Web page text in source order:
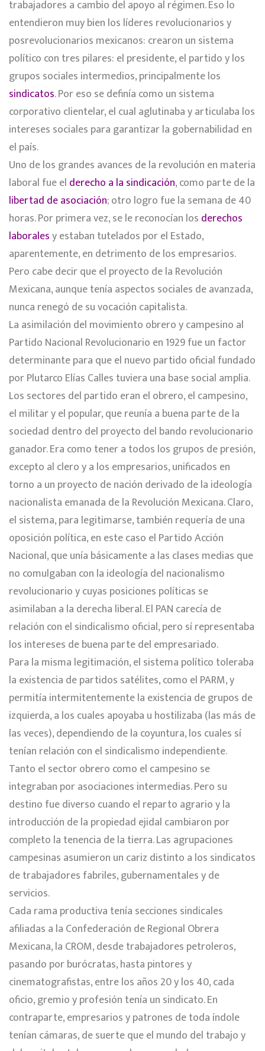
trabajadores a cambio del apoyo al régimen. Eso lo
entendieron muy bien los líderes revolucionarios y
posrevolucionarios mexicanos: crearon un sistema
político con tres pilares: el presidente, el partido y los
grupos sociales intermedios, principalmente los
sindicatos. Por eso se definía como un sistema
corporativo clientelar, el cual aglutinaba y articulaba los
intereses sociales para garantizar la gobernabilidad en
el país.
Uno de los grandes avances de la revolución en materia
laboral fue el derecho a la sindicación, como parte de la
libertad de asociación; otro logro fue la semana de 40
horas. Por primera vez, se le reconocían los derechos
laboralesy estaban tutelados por el Estado,
aparentemente, en detrimento de los empresarios.
Pero cabe decir que el proyecto de la Revolución
Mexicana, aunque tenía aspectos sociales de avanzada,
nunca renegó de su vocación capitalista.
La asimilación del movimiento obrero y campesino al
Partido Nacional Revolucionario en 1929 fue un factor
determinante para que el nuevo partido oficial fundado
por Plutarco Elías Calles tuviera una base social amplia.
Los sectores del partido eran el obrero, el campesino,
el militar y el popular, que reunía a buena parte de la
sociedad dentro del proyecto del bando revolucionario
ganador. Era como tener a todos los grupos de presión,
excepto al clero y a los empresarios, unificados en
torno a un proyecto de nación derivado de la ideología
nacionalista emanada de la Revolución Mexicana. Claro,
el sistema, para legitimarse, también requería de una
oposición política, en este caso el Partido Acción
Nacional, que unía básicamente a las clases medias que
no comulgaban con la ideología del nacionalismo
revolucionario y cuyas posiciones políticas se
asimilaban a la derecha liberal. El PAN carecía de
relación con el sindicalismo oficial, pero sí representaba
los intereses de buena parte del empresariado.
Para la misma legitimación, el sistema político toleraba
la existencia de partidos satélites, como el PARM, y
permitía intermitentemente la existencia de grupos de
izquierda, a los cuales apoyaba u hostilizaba (las más de
las veces), dependiendo de la coyuntura, los cuales sí
tenían relación con el sindicalismo independiente.
Tanto el sector obrero como el campesino se
integraban por asociaciones intermedias. Pero su
destino fue diverso cuando el reparto agrario y la
introducción de la propiedad ejidal cambiaron por
completo la tenencia de la tierra. Las agrupaciones
campesinas asumieron un cariz distinto a los sindicatos
de trabajadores fabriles, gubernamentales y de
servicios.
Cada rama productiva tenía secciones sindicales
afiliadas a la Confederación de Regional Obrera
Mexicana, la CROM, desde trabajadores petroleros,
pasando por burócratas, hasta pintores y
cinematografistas, entre los años 20 y los 40, cada
oficio, gremio y profesión tenía un sindicato. En
contraparte, empresarios y patrones de toda índole
tenían cámaras, de suerte que el mundo del trabajo y